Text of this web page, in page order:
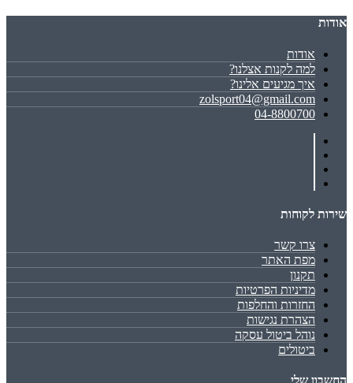
אודות
אודות
למה לקנות אצלנו?
איך מגיעים אלינו?
zolsport04@gmail.com
04-8800700
שירות לקוחות
צרו קשר
מפת האתר
תקנון
מדיניות הפרטיות
החזרות והחלפות
הצהרת נגישות
נוהל ביטול עסקה
ביטולים